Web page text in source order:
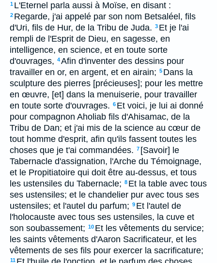
1 L'Eternel parla aussi à Moïse, en disant :
2 Regarde, j'ai appelé par son nom Betsaléel, fils
d'Uri, fils de Hur, de la Tribu de Juda. 3 Et je l'ai
rempli de l'Esprit de Dieu, en sagesse, en
intelligence, en science, et en toute sorte
d'ouvrages, 4Afin d'inventer des dessins pour
travailler en or, en argent, et en airain; 5 Dans la
sculpture des pierres [précieuses]; pour les mettre
en œuvre, [et] dans la menuiserie, pour travailler
en toute sorte d'ouvrages. 6 Et voici, je lui ai donné
pour compagnon Aholiab fils d'Ahisamac, de la
Tribu de Dan; et j'ai mis de la science au cœur de
tout homme d'esprit, afin qu'ils fassent toutes les
choses que je t'ai commandées. 7 [Savoir] le
Tabernacle d'assignation, l'Arche du Témoignage,
et le Propitiatoire qui doit être au-dessus, et tous
les ustensiles du Tabernacle; 8 Et la table avec tous
ses ustensiles; et le chandelier pur avec tous ses
ustensiles; et l'autel du parfum; 9 Et l'autel de
l'holocauste avec tous ses ustensiles, la cuve et
son soubassement; 10 Et les vêtements du service;
les saints vêtements d'Aaron Sacrificateur, et les
vêtements de ses fils pour exercer la sacrificature;
11